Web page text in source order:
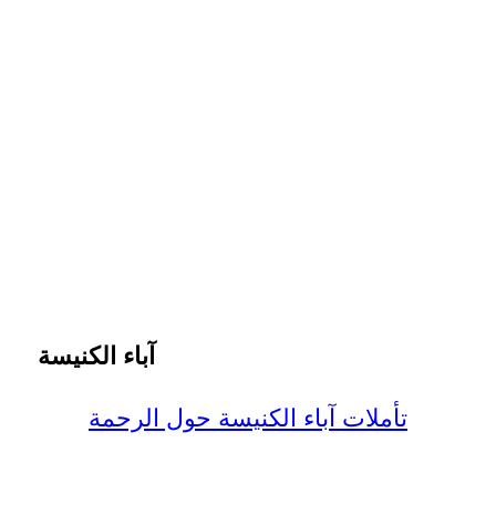
آباء الكنيسة
تأملات آباء الكنيسة حول الرحمة